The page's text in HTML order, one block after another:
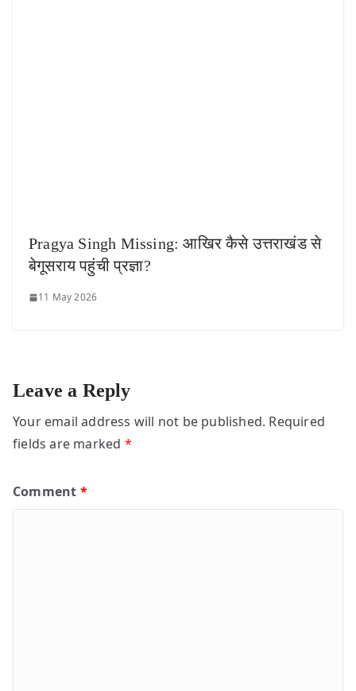
Pragya Singh Missing: आखिर कैसे उत्तराखंड से
बेगूसराय पहुंची प्रज्ञा?
11 May 2026
Leave a Reply
Your email address will not be published. Required
fields are marked *
Comment *